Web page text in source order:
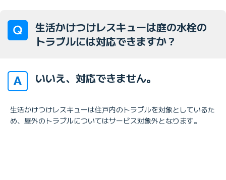
生活かけつけレスキューは庭の水栓の
トラブルには対応できますか？
いいえ、対応できません。
生活かけつけレスキューは住戸内のトラブルを対象としているた
め、屋外のトラブルについてはサービス対象外となります。